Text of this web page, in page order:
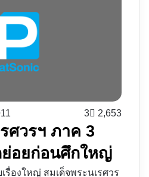
3 2,653
ศวรฯ ภาค 3
อยก่อนศึกใหญ่
รื่องใหญ่ สมเด็จพระนเรศวร